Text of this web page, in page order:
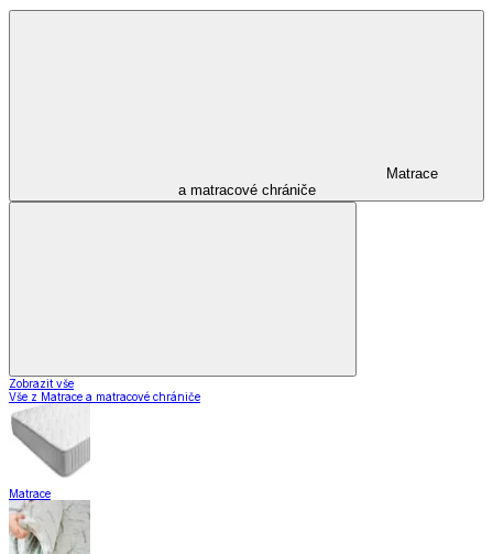
Matrace
a matracové chrániče
Zobrazit vše
Vše z Matrace a matracové chrániče
Matrace